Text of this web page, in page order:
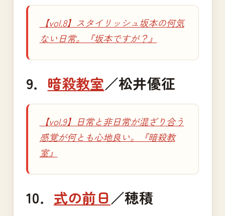
【vol.8】スタイリッシュ坂本の何気
ない日常。『坂本ですが？』
9． 暗殺教室／松井優征
【vol.9】日常と非日常が混ざり合う
感覚が何とも心地良い。『暗殺教
室』
10． 式の前日／穂積